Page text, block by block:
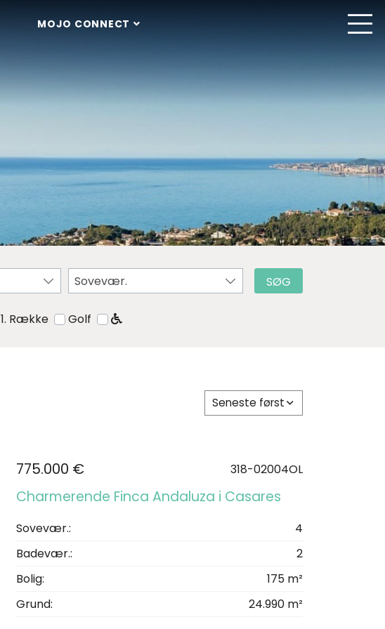
MOJO CONNECT
Sovevær.
1. Række Golf
SØG
Seneste først
775.000 € 318-02004OL
Charmerende Finca Andaluza i Casares
Sovevær.:
4
Badevær.:
2
Bolig:
175 m²
Grund:
24.990 m²